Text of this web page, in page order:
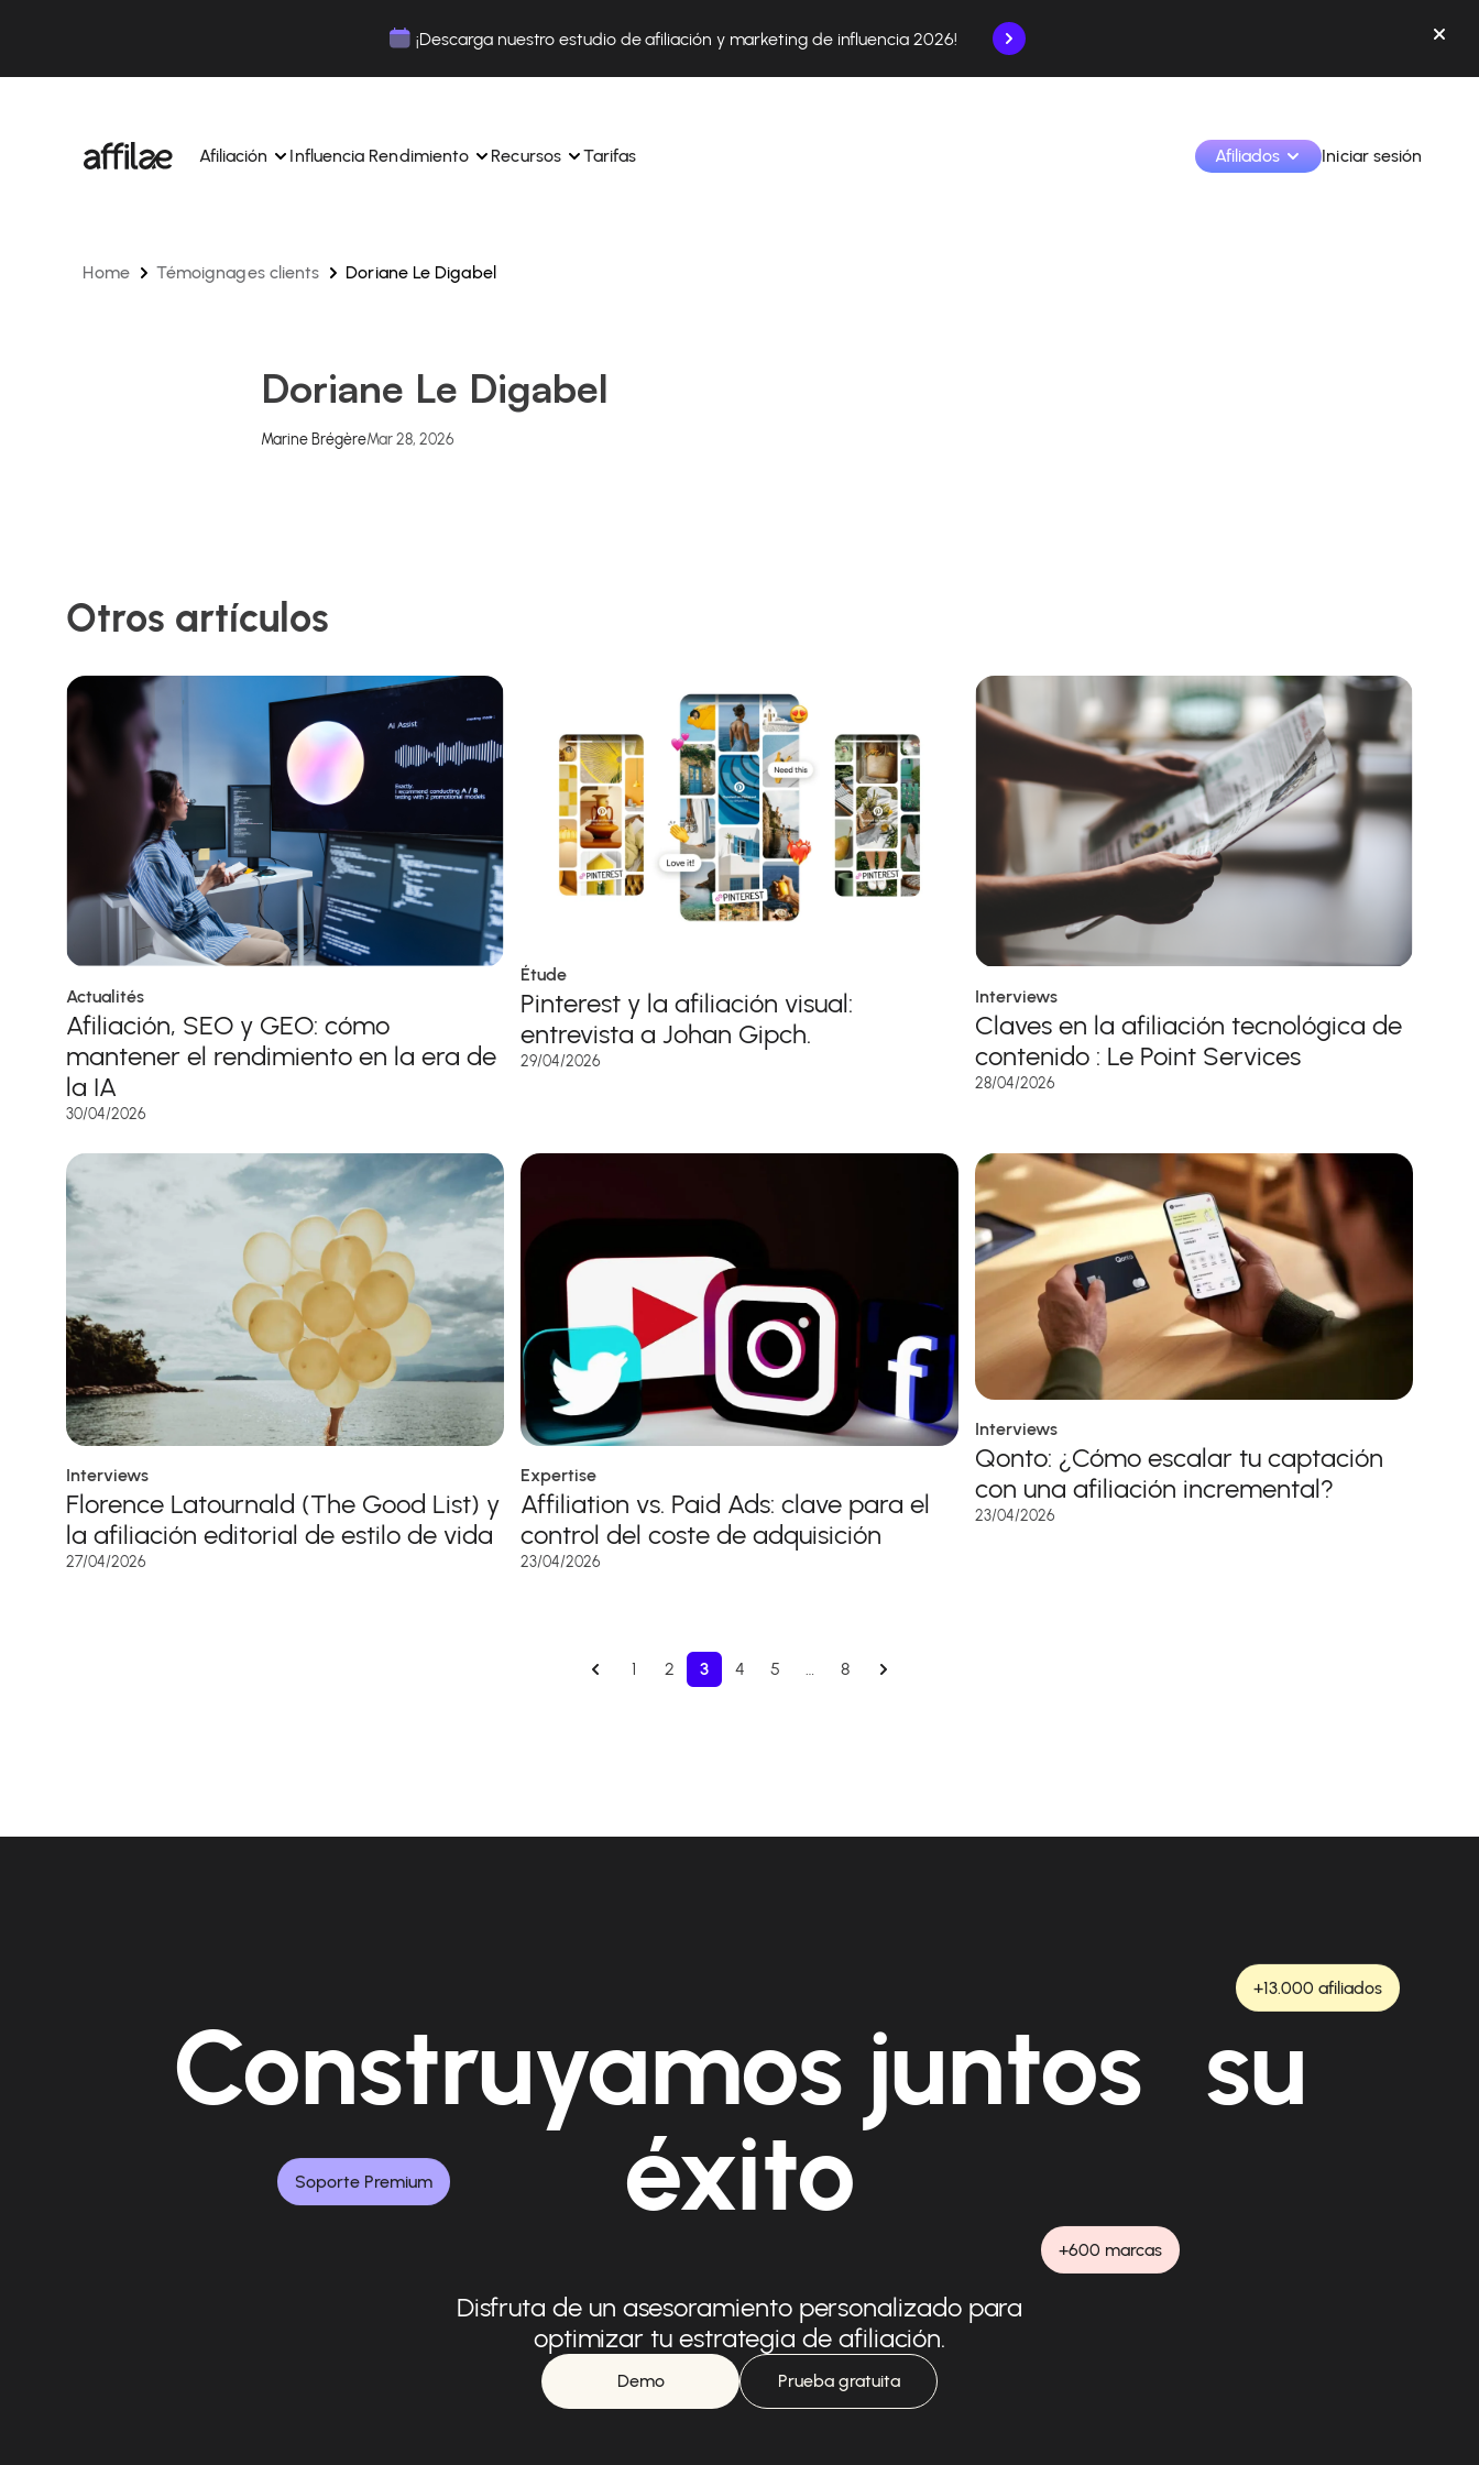
¡Descarga nuestro estudio de afiliación y marketing de influencia 2026!
Afiliación
Gestione sus campañas y afiliados desde una única
afiliados con total sencillez.
Monitoriza y gestiona los pagos de tus afiliados con
Influencia Rendimiento
Gestiona tus campañas y TikTok Shop desde un solo
colaboraciones desde la aplicación.
Monitoriza y gestiona los pagos de tus afiliados con
Recursos
Sigue nuestros consejos, noticias y tendencias del
Tarifas Afiliados Iniciar sesión
Home Témoignages clients Doriane Le Digabel
Doriane Le Digabel
Marine BrégèreMar 28, 2026
Otros artículos
Actualités
Afiliación, SEO y GEO: cómo
mantener el rendimiento en la era de
la IA
30/04/2026
Étude
Pinterest y la afiliación visual:
entrevista a Johan Gipch.
29/04/2026
Interviews
Claves en la afiliación tecnológica de
contenido : Le Point Services
28/04/2026
Interviews
Florence Latournald (The Good List) y
la afiliación editorial de estilo de vida
27/04/2026
Expertise
Affiliation vs. Paid Ads: clave para el
control del coste de adquisición
23/04/2026
Interviews
Qonto: ¿Cómo escalar tu captación
con una afiliación incremental?
23/04/2026
1 2 3 4 5 8
Construyamos juntos su
éxito
Soporte Premium
+600 marcas
+13.000 afiliados
Disfruta de un asesoramiento personalizado para
optimizar tu estrategia de afiliación.
Demo Prueba gratuita